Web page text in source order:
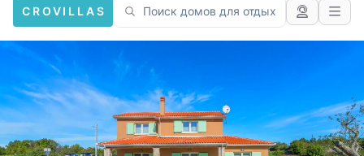
CROVILLAS